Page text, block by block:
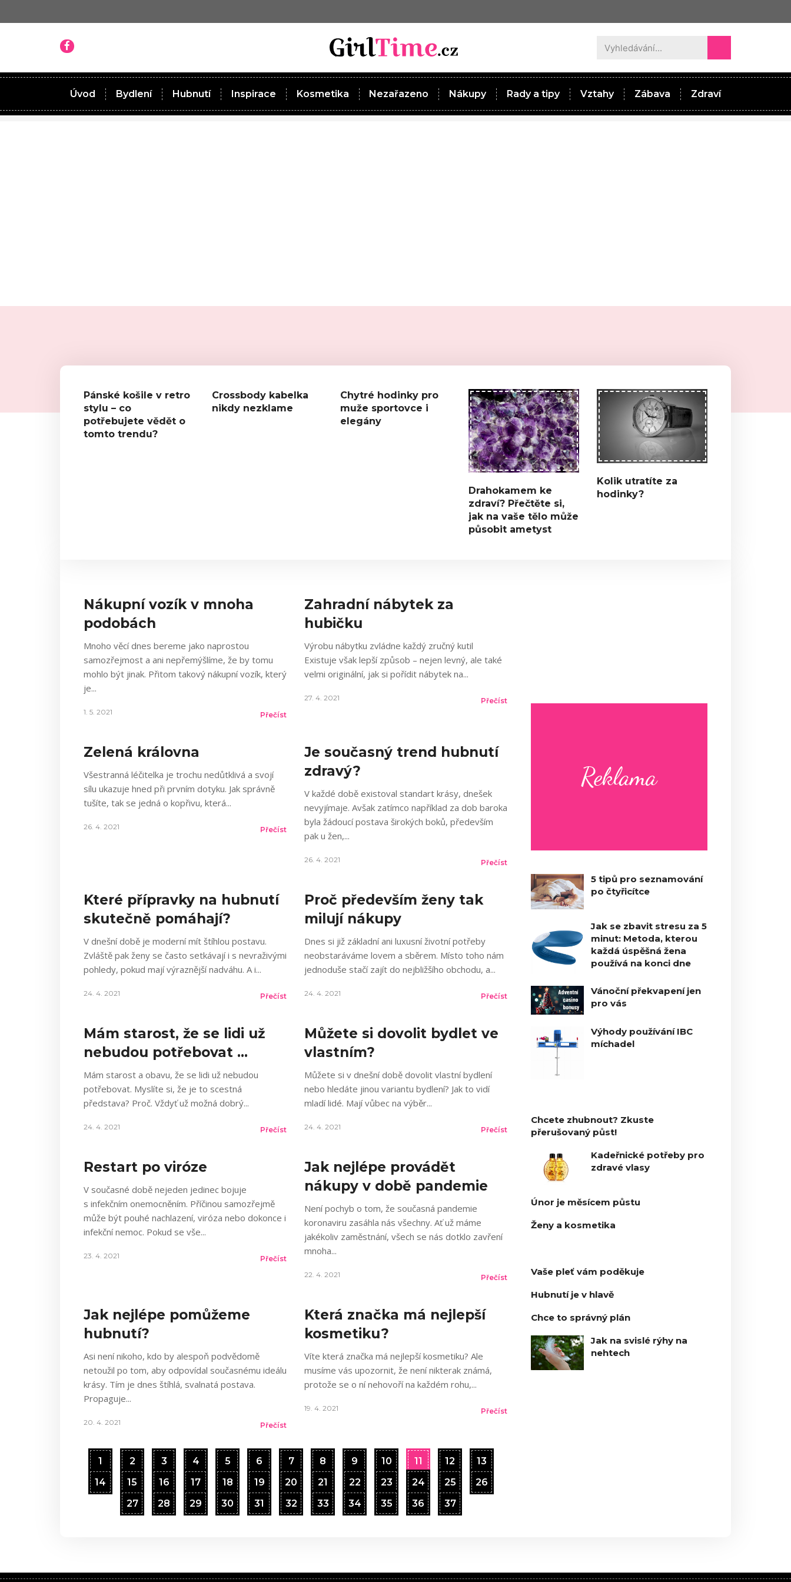
Úvod Bydlení Hubnutí Inspirace Kosmetika Nezařazeno Nákupy Rady a tipy Vztahy Zábava Zdraví
Pánské košile v retro
stylu – co
potřebujete vědět o
tomto trendu?
Crossbody kabelka
nikdy nezklame
Chytré hodinky pro
muže sportovce i
elegány
Drahokamem ke
zdraví? Přečtěte si,
jak na vaše tělo může
působit ametyst
Kolik utratíte za
hodinky?
Nákupní vozík v mnoha
podobách
Mnoho věcí dnes bereme jako naprostou
samozřejmost a ani nepřemýšlíme, že by tomu
mohlo být jinak. Přitom takový nákupní vozík, který
je
Přečíst
1. 5. 2021
Zahradní nábytek za
hubičku
Výrobu nábytku zvládne každý zručný kutil
Existuje však lepší způsob – nejen levný, ale také
velmi originální, jak si pořídit nábytek na
Přečíst
27. 4. 2021
Zelená královna
Všestranná léčitelka je trochu nedůtklivá a svojí
sílu ukazuje hned při prvním dotyku. Jak správně
tušíte, tak se jedná o kopřivu, která
Přečíst
26. 4. 2021
Je současný trend hubnutí
zdravý?
V každé době existoval standart krásy, dnešek
nevyjímaje. Avšak zatímco například za dob baroka
byla žádoucí postava širokých boků, především
pak u žen,
Přečíst
26. 4. 2021
Které přípravky na hubnutí
skutečně pomáhají?
V dnešní době je moderní mít štíhlou postavu.
Zvláště pak ženy se často setkávají i s nevraživými
pohledy, pokud mají výraznější nadváhu. A i
Přečíst
24. 4. 2021
Proč především ženy tak
milují nákupy
Dnes si již základní ani luxusní životní potřeby
neobstaráváme lovem a sběrem. Místo toho nám
jednoduše stačí zajít do nejbližšího obchodu, a
Přečíst
24. 4. 2021
Mám starost, že se lidi už
nebudou potřebovat …
Mám starost a obavu, že se lidi už nebudou
potřebovat. Myslíte si, že je to scestná
představa? Proč. Vždyť už možná dobrý
Přečíst
24. 4. 2021
Můžete si dovolit bydlet ve
vlastním?
Můžete si v dnešní době dovolit vlastní bydlení
nebo hledáte jinou variantu bydlení? Jak to vidí
mladí lidé. Mají vůbec na výběr
Přečíst
24. 4. 2021
Restart po viróze
V současné době nejeden jedinec bojuje
s infekčním onemocněním. Příčinou samozřejmě
může být pouhé nachlazení, viróza nebo dokonce i
infekční nemoc. Pokud se vše
Přečíst
23. 4. 2021
Jak nejlépe provádět
nákupy v době pandemie
Není pochyb o tom, že současná pandemie
koronaviru zasáhla nás všechny. Ať už máme
jakékoliv zaměstnání, všech se nás dotklo zavření
mnoha
Přečíst
22. 4. 2021
Jak nejlépe pomůžeme
hubnutí?
Asi není nikoho, kdo by alespoň podvědomě
netoužil po tom, aby odpovídal současnému ideálu
krásy. Tím je dnes štíhlá, svalnatá postava.
Propaguje
Přečíst
20. 4. 2021
Která značka má nejlepší
kosmetiku?
Víte která značka má nejlepší kosmetiku? Ale
musíme vás upozornit, že není nikterak známá,
protože se o ní nehovoří na každém rohu,
Přečíst
19. 4. 2021
1 2 3 4 5 6 7 8 9 10 11 12
13
14
15 16 17 18 19 20 21 22 23 24 25
26
27
28 29 30 31 32 33 34 35 36 37
5 tipů pro seznamování
po čtyřicítce
Jak se zbavit stresu za 5
minut: Metoda, kterou
každá úspěšná žena
používá na konci dne
Vánoční překvapení jen
pro vás
Výhody používání IBC
míchadel
Chcete zhubnout? Zkuste
přerušovaný půst!
Kadeřnické potřeby pro
zdravé vlasy
Únor je měsícem půstu
Ženy a kosmetika
Vaše pleť vám poděkuje
Hubnutí je v hlavě
Chce to správný plán
Jak na svislé rýhy na
nehtech